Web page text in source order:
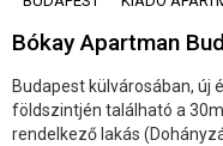
Bókay Apartman
Budapest külvárosában, új
földszintjén található a
rendelkező lakás